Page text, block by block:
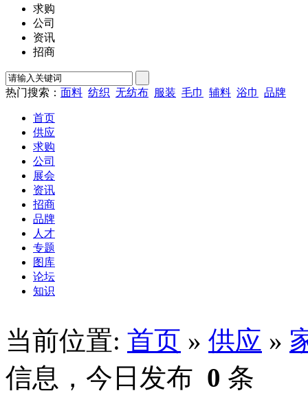
求购
公司
资讯
招商
热门搜索： 面料 纺织 无纺布 服装 毛巾 辅料 浴巾 品牌
首页
供应
求购
公司
展会
资讯
招商
品牌
人才
专题
图库
论坛
知识
当前位置: 首页 » 供应 »
信息，今日发布 0 条